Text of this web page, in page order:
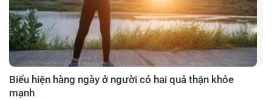
Biểu hiện hàng ngày ở người có hai quả thận khỏe
mạnh